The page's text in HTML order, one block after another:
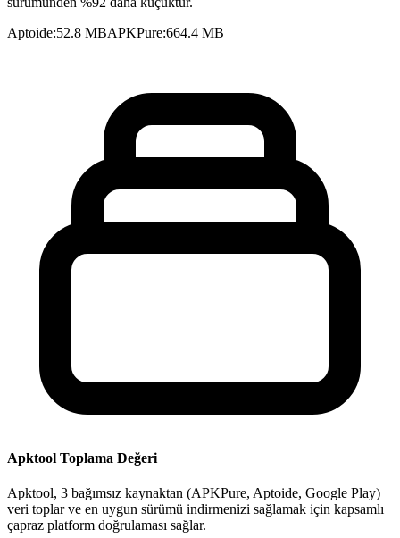
Aptoide:52.8 MBAPKPure:664.4 MB
Apktool Toplama Değeri
Apktool, 3 bağımsız kaynaktan (APKPure, Aptoide, Google Play)
veri toplar ve en uygun sürümü indirmenizi sağlamak için kapsamlı
çapraz platform doğrulaması sağlar.